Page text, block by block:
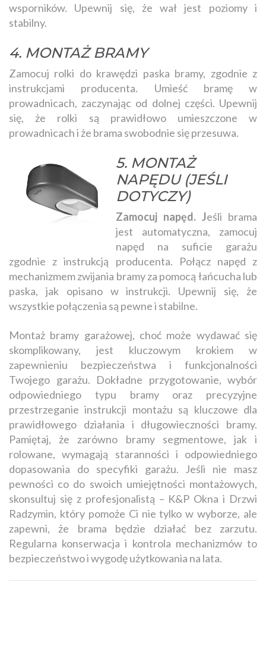
wsporników. Upewnij się, że wał jest poziomy i
stabilny.
4. MONTAŻ BRAMY
Zamocuj rolki do krawędzi paska bramy, zgodnie z
instrukcjami producenta. Umieść bramę w
prowadnicach, zaczynając od dolnej części. Upewnij
się, że rolki są prawidłowo umieszczone w
prowadnicach i że brama swobodnie się przesuwa.
5. MONTAŻ
NAPĘDU (JEŚLI
DOTYCZY)
Zamocuj napęd. Jeśli brama
jest automatyczna, zamocuj
napęd na suficie garażu
zgodnie z instrukcją producenta. Połącz napęd z
mechanizmem zwijania bramy za pomocą łańcucha lub
paska, jak opisano w instrukcji. Upewnij się, że
wszystkie połączenia są pewne i stabilne.
Montaż bramy garażowej, choć może wydawać się
skomplikowany, jest kluczowym krokiem w
zapewnieniu bezpieczeństwa i funkcjonalności
Twojego garażu. Dokładne przygotowanie, wybór
odpowiedniego typu bramy oraz precyzyjne
przestrzeganie instrukcji montażu są kluczowe dla
prawidłowego działania i długowieczności bramy.
Pamiętaj, że zarówno bramy segmentowe, jak i
rolowane, wymagają staranności i odpowiedniego
dopasowania do specyfiki garażu. Jeśli nie masz
pewności co do swoich umiejętności montażowych,
skonsultuj się z profesjonalistą – K&P Okna i Drzwi
Radzymin, który pomoże Ci nie tylko w wyborze, ale
zapewni, że brama będzie działać bez zarzutu.
Regularna konserwacja i kontrola mechanizmów to
bezpieczeństwo i wygodę użytkowania na lata.